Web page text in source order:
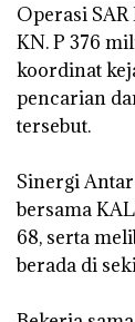
‎Operasi
KN. P 376
koordinat
pencarian
tersebut.
‎Sinergi
bersama
68, serta
berada di